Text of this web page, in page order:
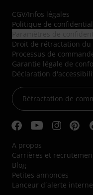
CGV/Infos légales
Politique de
Droit de rétractation du
Processus de
Garantie légale de
Déclaration
Rétractation de
A propos
Carrières et
Blog
Petites annonces
Lanceur d´alerte interne